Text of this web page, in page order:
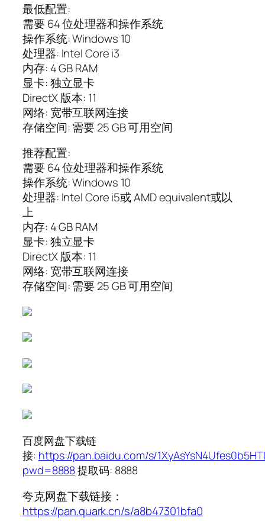
最低配置:
需要 64 位处理器和操作系统
操作系统: Windows 10
处理器: Intel Core i3
内存: 4 GB RAM
显卡: 独立显卡
DirectX 版本: 11
网络: 宽带互联网连接
存储空间: 需要 25 GB 可用空间
推荐配置:
需要 64 位处理器和操作系统
操作系统: Windows 10
处理器: Intel Core i5或 AMD equivalent或以
上
内存: 4 GB RAM
显卡: 独立显卡
DirectX 版本: 11
网络: 宽带互联网连接
存储空间: 需要 25 GB 可用空间
百度网盘下载链
接: https://pan.baidu.com/s/
pwd=8888提取码: 8888
夸克网盘下载链接：
https://pan.quark.cn/s/a8b47301bfa0